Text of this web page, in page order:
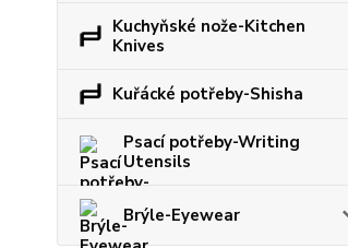
Kuchyňské nože-Kitchen
Knives
Kuřácké potřeby-Shisha
Psací potřeby-Writing
Utensils
Brýle-Eyewear